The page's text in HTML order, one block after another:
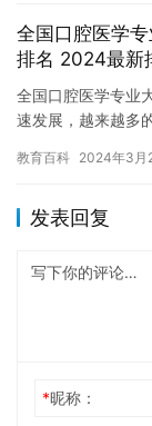
全国口腔医学
排名 2024最新
全国口腔医学专业
速发展，越来越多
教育百科 2024年3月
发表回复
*昵称：